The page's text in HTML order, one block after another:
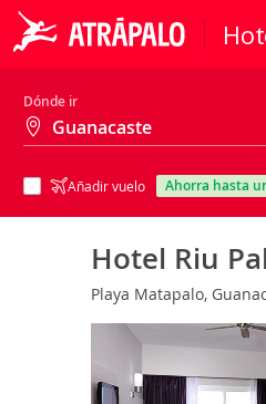
Dónde ir
Añadir vuelo ahorra hasta
Hotel Riu
Playa Matapalo,